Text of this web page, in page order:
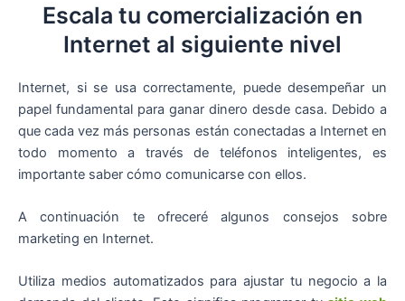
Escala tu comercialización en
Internet al siguiente nivel
Internet, si se usa correctamente, puede desempeñar un
papel fundamental para ganar dinero desde casa. Debido a
que cada vez más personas están conectadas a Internet en
todo momento a través de teléfonos inteligentes, es
importante saber cómo comunicarse con ellos.
A continuación te ofreceré algunos consejos sobre
marketing en Internet.
Utiliza medios automatizados para ajustar tu negocio a la